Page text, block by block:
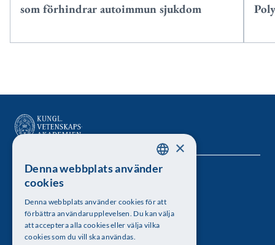
som förhindrar autoimmun sjukdom
Kungl. Vetenskapsakademien
Besöksadress: Lilla Frescativägen 4A
Telefon: 08-673 95 00
SWEDISH
×
Denna webbplats använder
cookies
Denna webbplats använder cookies för att
förbättra användarupplevelsen. Du kan välja
att acceptera alla cookies eller välja vilka
cookies som du vill ska användas.